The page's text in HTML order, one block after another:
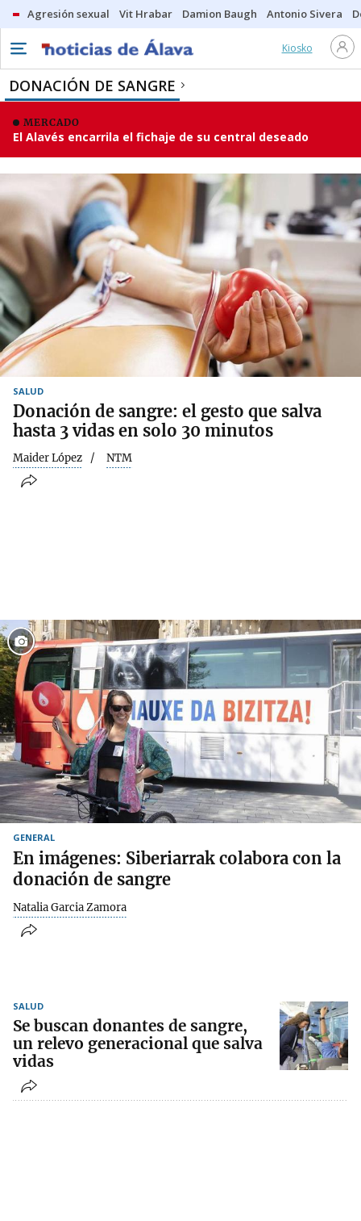
Agresión sexual Vit Hrabar Damion Baugh Antonio Sivera
Kiosko
DONACIÓN DE SANGRE
MERCADO
El Alavés encarrila el fichaje de su central deseado
SALUD
Donación de sangre: el gesto que salva
hasta 3 vidas en solo 30 minutos
Maider López NTM
GENERAL
En imágenes: Siberiarrak colabora con la
donación de sangre
Natalia Garcia Zamora
SALUD
Se buscan donantes de sangre,
un relevo generacional que salva
vidas